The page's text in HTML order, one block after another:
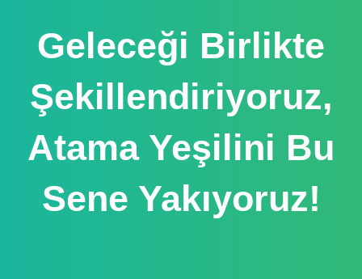
Geleceği Birlikte
Şekillendiriyoruz,
Atama Yeşilini Bu
Sene Yakıyoruz!